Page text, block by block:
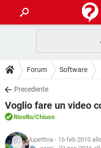
INTRATTENIMENTO
iOS
INSTAGRAM
TIKTOK
HARDWARE
GUIDE
COVID-19
iOS
INSTAGRAM
DOWNLOAD
COVID-19
INTRATTENIMENTO
iOS
FORUM
COVID-19
GLOSSARIO
Forum Software
Precedente
Voglio fare un video
Risolto/Chiuso
lupettina - 16 feb 2010